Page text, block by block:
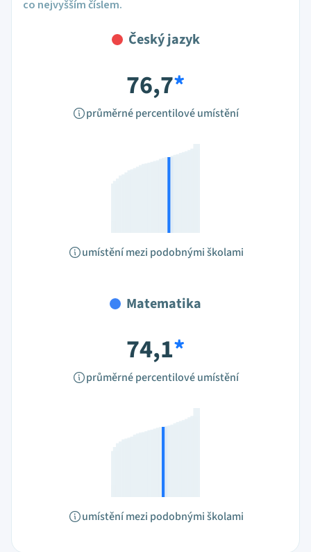
co nejvyšším číslem.
Český jazyk
76,7*
průměrné percentilové umístění
umístění mezi podobnými školami
Matematika
74,1*
průměrné percentilové umístění
umístění mezi podobnými školami